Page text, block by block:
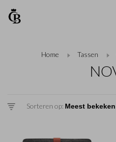
Home Tassen
Sorteren op: